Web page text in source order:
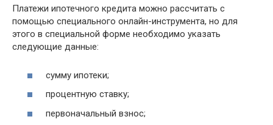
Платежи ипотечного кредита можно рассчитать с
помощью специального онлайн-инструмента, но для
этого в специальной форме необходимо указать
следующие данные:
сумму ипотеки;
процентную ставку;
первоначальный взнос;